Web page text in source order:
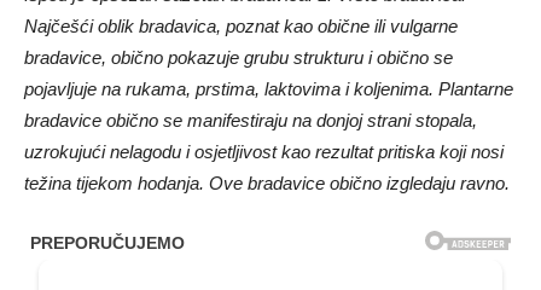
Najčešći oblik bradavica, poznat kao obične ili vulgarne
bradavice, obično pokazuje grubu strukturu i obično se
pojavljuje na rukama, prstima, laktovima i koljenima. Plantarne
bradavice obično se manifestiraju na donjoj strani stopala,
uzrokujući nelagodu i osjetljivost kao rezultat pritiska koji nosi
težina tijekom hodanja. Ove bradavice obično izgledaju ravno.